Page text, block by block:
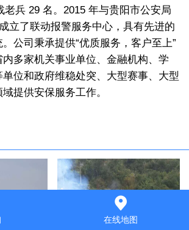
老兵 29 名。2015 年与贵阳市公安局
立了联动报警服务中心，具有先进的
公司秉承提供“优质服务，客户至上”
多家机关事业单位、金融机构、学
位和政府维稳处突、大型赛事、大型
提供安保服务工作。
在线地图